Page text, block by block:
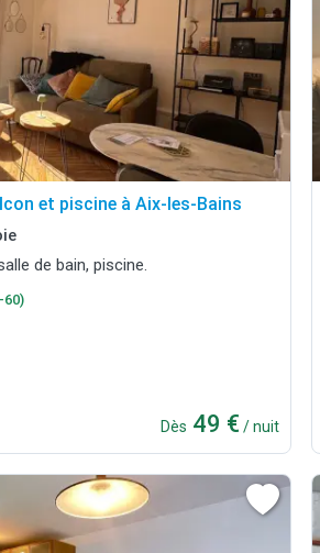
et piscine à Aix-les-Bains
de bain, piscine.
Dès 49 € / nuit